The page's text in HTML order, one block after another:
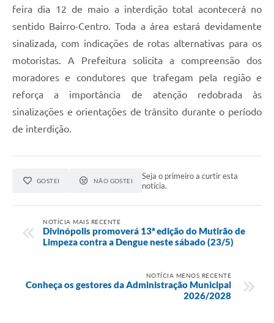
feira dia 12 de maio a interdição total acontecerá no
sentido Bairro-Centro. Toda a área estará devidamente
sinalizada, com indicações de rotas alternativas para os
motoristas. A Prefeitura solicita a compreensão dos
moradores e condutores que trafegam pela região e
reforça a importância de atenção redobrada às
sinalizações e orientações de trânsito durante o período
de interdição.
GOSTEI NÃO GOSTEI
Seja o primeiro a curtir esta
notícia.
NOTÍCIA MAIS RECENTE
Divinópolis promoverá 13ª edição do Mutirão de
Limpeza contra a Dengue neste sábado (23/5)
NOTÍCIA MENOS RECENTE
Conheça os gestores da Administração Municipal
2026/2028